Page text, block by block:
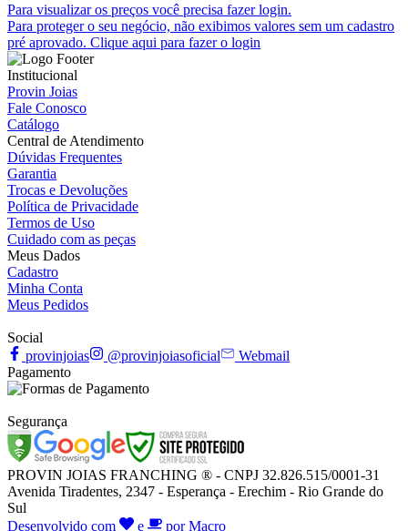
Para visualizar os preços você precisa fazer login.
Para proteger o seu negócio, não exibimos valores sem um cadastro
pré aprovado. Clique aqui para fazer o login
Institucional
Provin Joias
Fale Conosco
Catálogo
Central de Atendimento
Dúvidas Frequentes
Garantia
Trocas e Devoluções
Política de Privacidade
Termos de Uso
Cuidado com as peças
Meus Dados
Cadastro
Minha Conta
Meus Pedidos
Social
provinjoias
@provinjoiasoficial
Webmail
Pagamento
Segurança
PROVIN JOIAS FRANCHING ® - CNPJ 32.826.515/0001-31
Avenida Tiradentes, 2347 - Esperança - Erechim - Rio Grande do
Sul
Desenvolvido com
e por Macro